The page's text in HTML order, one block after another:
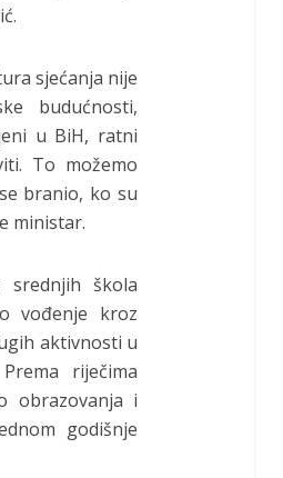
sjećanja nije
budućnosti,
u BiH, ratni
To možemo
branio, ko su
ministar.
srednjih škola
vođenje kroz
aktivnosti u
riječima
obrazovanja i
godišnje